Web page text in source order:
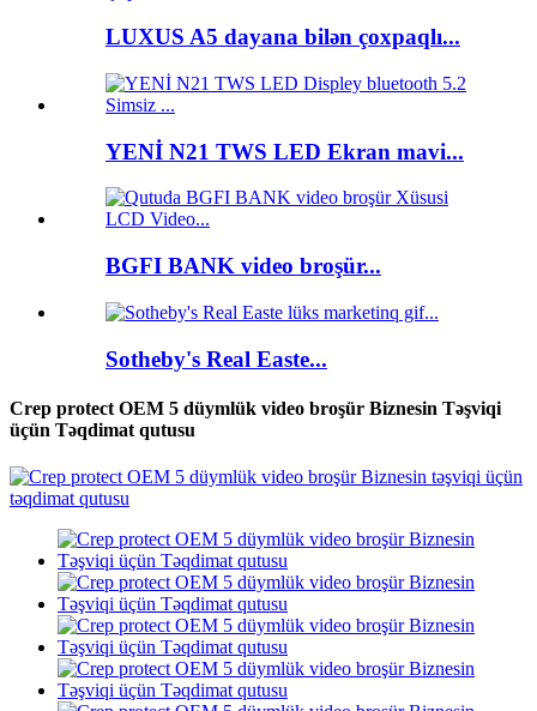
LUXUS A5 dayana bilən çoxpaqlı...
YENİ N21 TWS LED Ekran mavi...
BGFI BANK video broşür...
Sotheby's Real Easte...
Crep protect OEM 5 düymlük video broşür Biznesin Təşviqi
üçün Təqdimat qutusu